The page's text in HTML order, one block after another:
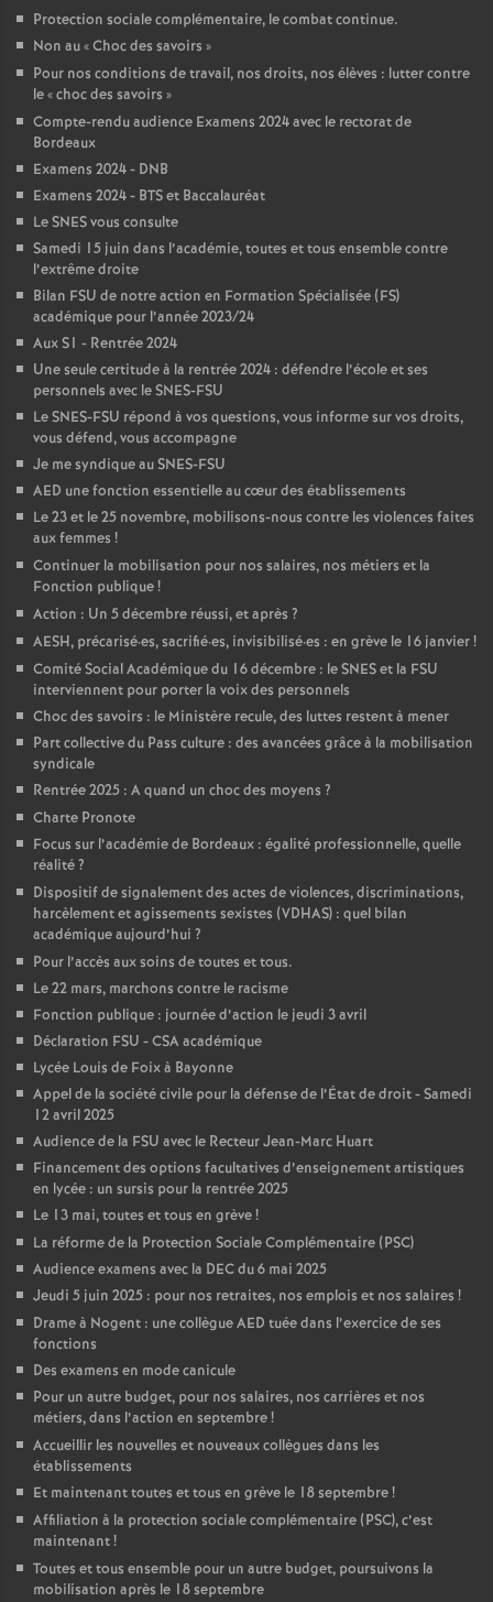
Protection sociale complémentaire, le combat continue.
Non au «Choc des savoirs »
Pour nos conditions de travail, nos droits, nos élèves : lutter contre
le «choc des savoirs »
Compte-rendu audience Examens 2024 avec le rectorat de
Bordeaux
Examens 2024 - DNB
Examens 2024 - BTS et Baccalauréat
Le SNES vous consulte
Samedi 15 juin dans l’académie, toutes et tous ensemble contre
l’extrême droite
Bilan FSU de notre action en Formation Spécialisée (FS)
académique pour l’année 2023/24
Aux S1 - Rentrée 2024
Une seule certitude à la rentrée 2024 : défendre l’école et ses
personnels avec le SNES-FSU
Le SNES-FSU répond à vos questions, vous informe sur vos droits,
vous défend, vous accompagne
Je me syndique au SNES-FSU
AED une fonction essentielle au cœur des établissements
Le 23 et le 25 novembre, mobilisons-nous contre les violences faites
aux femmes !
Continuer la mobilisation pour nos salaires, nos métiers et la
Fonction publique!
Action : Un 5 décembre réussi, et après ?
AESH, précarisé·es, sacrifié·es, invisibilisé·es : en grève le 16 janvier!
Comité Social Académique du 16 décembre : le SNES et la FSU
interviennent pour porter la voix des personnels
Choc des savoirs : le Ministère recule, des luttes restent à mener
Part collective du Pass culture : des avancées grâce à la mobilisation
syndicale
Rentrée 2025 : A quand un choc des moyens ?
Charte Pronote
Focus sur l’académie de Bordeaux : égalité professionnelle, quelle
réalité?
Dispositif de signalement des actes de violences, discriminations,
harcèlement et agissements sexistes (VDHAS) : quel bilan
académique aujourd’hui ?
Pour l’accès aux soins de toutes et tous.
Le 22 mars, marchons contre le racisme
Fonction publique : journée d’action le jeudi 3 avril
Déclaration FSU - CSA académique
Lycée Louis de Foix à Bayonne
Appel de la société civile pour la défense de l’État de droit - Samedi
12 avril 2025
Audience de la FSU avec le Recteur Jean-Marc Huart
Financement des options facultatives d’enseignement artistiques
en lycée : un sursis pour la rentrée 2025
Le 13 mai, toutes et tous en grève!
La réforme de la Protection Sociale Complémentaire (PSC)
Audience examens avec la DEC du 6 mai 2025
Jeudi 5 juin 2025 : pour nos retraites, nos emplois et nos salaires !
Drame à Nogent : une collègue AED tuée dans l’exercice de ses
fonctions
Des examens en mode canicule
Pour un autre budget, pour nos salaires, nos carrières et nos
métiers, dans l’action en septembre!
Accueillir les nouvelles et nouveaux collègues dans les
établissements
Et maintenant toutes et tous en grève le 18 septembre!
Affiliation à la protection sociale complémentaire (PSC), c’est
maintenant!
Toutes et tous ensemble pour un autre budget, poursuivons la
mobilisation après le 18 septembre